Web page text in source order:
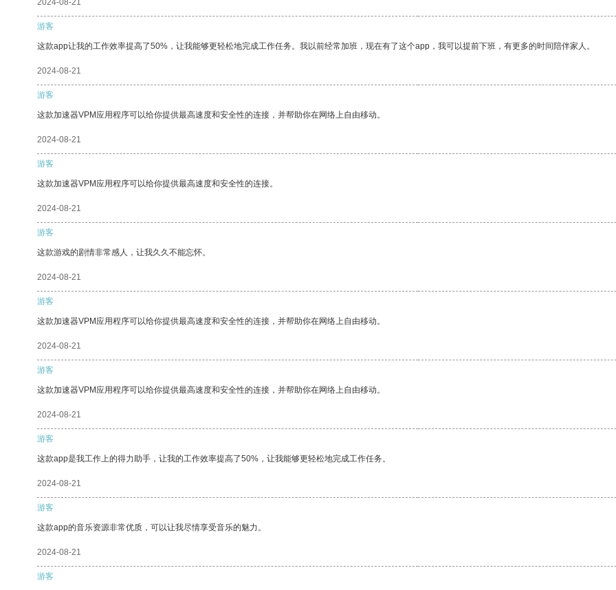
2024-08-21
游客
这款app让我的工作效率提高了50%，让我能够更轻松地完成工作任务。我以前经常加班，现在有了这个app，我可以提前下班，有更多的时间陪伴家人。
2024-08-21
游客
这款加速器VPM应用程序可以给你提供最高速度和安全性的连接，并帮助你在网络上自由移动。
2024-08-21
游客
这款加速器VPM应用程序可以给你提供最高速度和安全性的连接。
2024-08-21
游客
这款游戏的剧情非常感人，让我久久不能忘怀。
2024-08-21
游客
这款加速器VPM应用程序可以给你提供最高速度和安全性的连接，并帮助你在网络上自由移动。
2024-08-21
游客
这款加速器VPM应用程序可以给你提供最高速度和安全性的连接，并帮助你在网络上自由移动。
2024-08-21
游客
这款app是我工作上的得力助手，让我的工作效率提高了50%，让我能够更轻松地完成工作任务。
2024-08-21
游客
这款app的音乐资源非常优质，可以让我尽情享受音乐的魅力。
2024-08-21
游客